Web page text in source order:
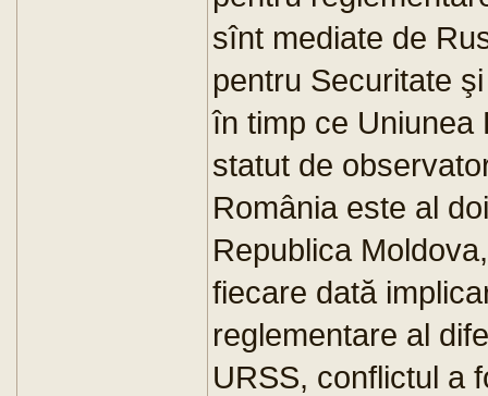
sînt mediate de
pentru Securitate
în timp ce Uniunea
statut de
România este al
Republica
fiecare dată
reglementare al
URSS, conflictul a